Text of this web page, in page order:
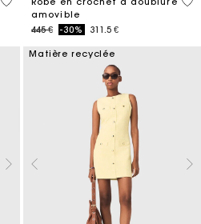
amovible
Price reduced from
445 €to-30% 311.5 €
Matière recyclée